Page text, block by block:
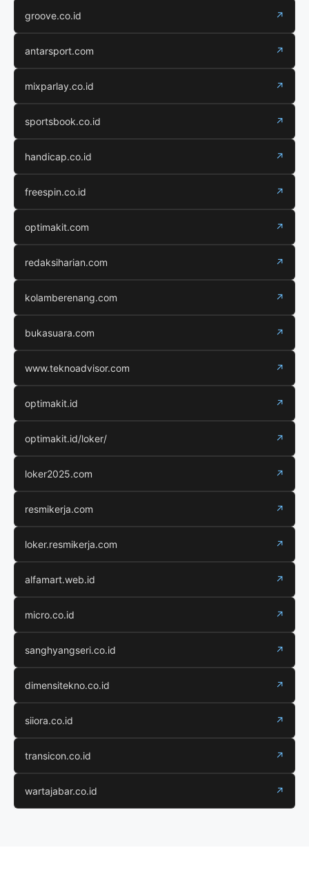
groove.co.id ↗
antarsport.com ↗
mixparlay.co.id ↗
sportsbook.co.id ↗
handicap.co.id ↗
freespin.co.id ↗
optimakit.com ↗
redaksiharian.com ↗
kolamberenang.com ↗
bukasuara.com ↗
www.teknoadvisor.com ↗
optimakit.id ↗
optimakit.id/loker/ ↗
loker2025.com ↗
resmikerja.com ↗
loker.resmikerja.com ↗
alfamart.web.id ↗
micro.co.id ↗
sanghyangseri.co.id ↗
dimensitekno.co.id ↗
siiora.co.id ↗
transicon.co.id ↗
wartajabar.co.id ↗